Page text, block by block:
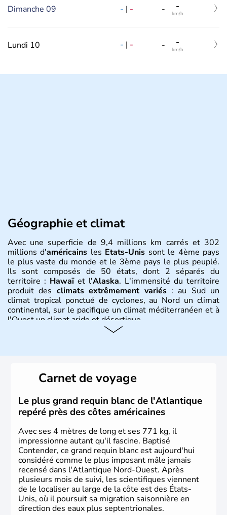
Dimanche 09 - | - - -
km/h
Lundi 10 - | - - -
km/h
Géographie et climat
Avec une superficie de 9,4 millions km carrés et 302
millions d'américains les Etats-Unis sont le 4ème pays
le plus vaste du monde et le 3ème pays le plus peuplé.
Ils sont composés de 50 états, dont 2 séparés du
territoire : Hawaïet l'Alaska. L'immensité du territoire
produit des climats extrêmement variés: au Sud un
climat tropical ponctué de cyclones, au Nord un climat
continental, sur le pacifique un climat méditerranéen et à
l'Ouest un climat aride et désertique.
Plusieurs populations se sont succédées avant l'arrivée
des européens, suite à la découverte du continent par
Christophe Colomb en 1492. Les 13 colonies
britanniques proclament la Déclaration d'indépendance
en 1776 et adoptent leur première constitution en 1787.
La conquête de l'Ouest marque ensuite l'entrée dans une
phase de développement intense.
Carnet de voyage
Le plus grand requin blanc de l'Atlantique
repéré près des côtes américaines
Avec ses 4 mètres de long et ses 771 kg, il
impressionne autant qu'il fascine. Baptisé
Contender, ce grand requin blanc est aujourd'hui
considéré comme le plus imposant mâle jamais
recensé dans l'Atlantique Nord-Ouest. Après
plusieurs mois de suivi, les scientifiques viennent
de le localiser au large de la côte est des États-
Unis, où il poursuit sa migration saisonnière en
direction des eaux plus septentrionales.